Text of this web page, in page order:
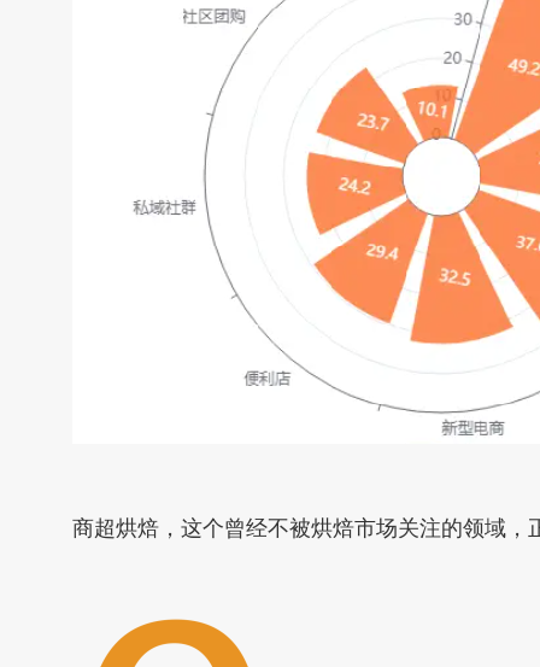
商超烘焙，这个曾经不被烘焙市场关注的领域